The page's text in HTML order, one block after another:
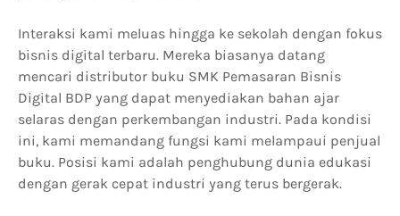
Interaksi kami meluas hingga ke sekolah dengan fokus
bisnis digital terbaru. Mereka biasanya datang
mencari distributor buku SMK Pemasaran Bisnis
Digital BDP yang dapat menyediakan bahan ajar
selaras dengan perkembangan industri. Pada kondisi
ini, kami memandang fungsi kami melampaui penjual
buku. Posisi kami adalah penghubung dunia edukasi
dengan gerak cepat industri yang terus bergerak.